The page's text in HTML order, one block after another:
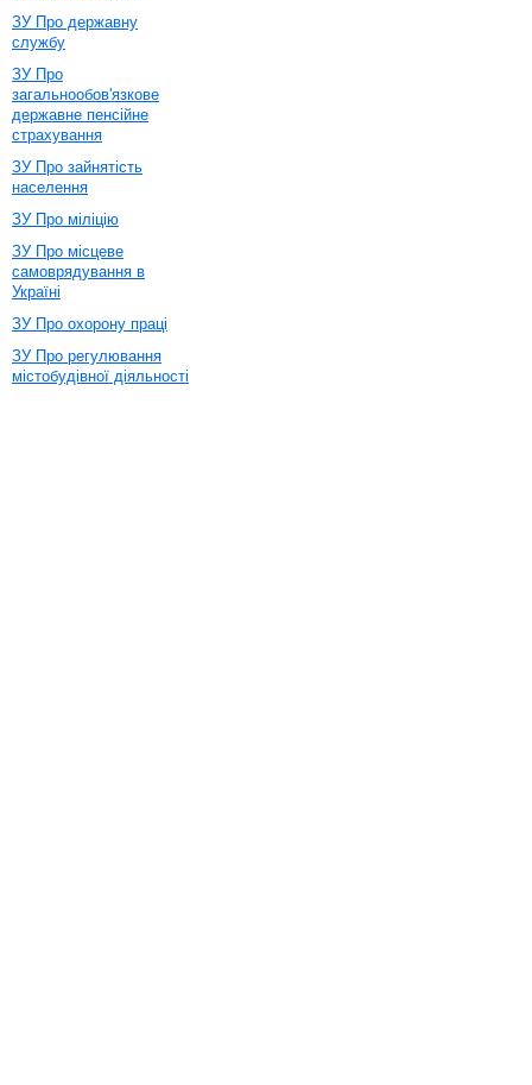
ЗУ Про державну
службу
ЗУ Про
загальнообов'язкове
державне пенсійне
страхування
ЗУ Про зайнятість
населення
ЗУ Про міліцію
ЗУ Про місцеве
самоврядування в
Україні
ЗУ Про охорону праці
ЗУ Про регулювання
містобудівної діяльності